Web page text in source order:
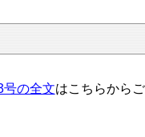
号の全文はこちらから